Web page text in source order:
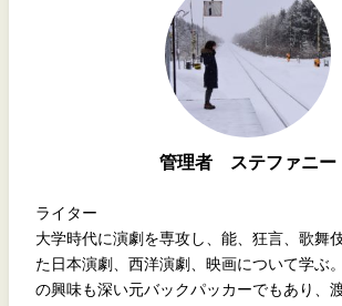
管理者 ステファニー
ライター
大学時代に演劇を専攻し、能、狂言、歌舞
た日本演劇、西洋演劇、映画について学ぶ
の興味も深い元バックパッカーでもあり、